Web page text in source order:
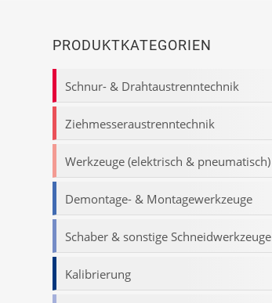
PRODUKTKATEGORIEN
Schnur- & Drahtaustrenntechnik
Ziehmesseraustrenntechnik
Werkzeuge (elektrisch & pneumatisch)
Demontage- & Montagewerkzeuge
Schaber & sonstige Schneidwerkzeuge
Kalibrierung